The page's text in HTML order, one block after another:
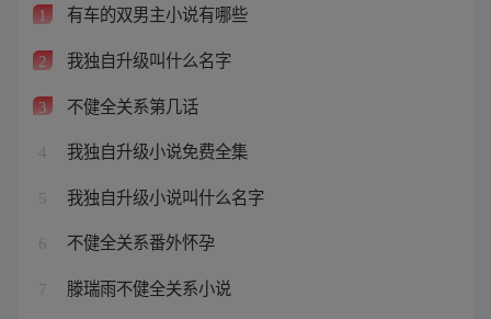
1 有车的双男主小说有哪些
2 我独自升级叫什么名字
3 不健全关系第几话
4 我独自升级小说免费全集
5 我独自升级小说叫什么名字
6 不健全关系番外怀孕
7 滕瑞雨不健全关系小说